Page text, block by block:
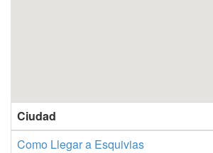
Ciudad
Como Llegar a Esquivias